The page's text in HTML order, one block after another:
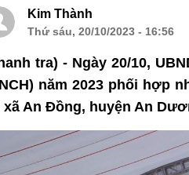
Kim Thành
Thứ sáu, 20/10/2023 - 16:56
tra) - Ngày 20/10,
năm 2023 phối hợp
xã An Đồng, huyện An